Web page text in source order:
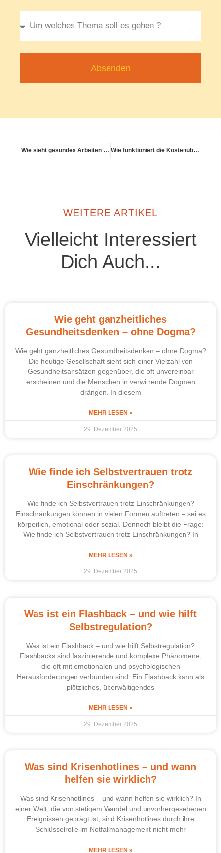
Absenden
Wie sieht gesundes Arbeiten im digitalen Raum aus? Wie funktioniert die Kostenübernahme für digitale Gesundheitslösungen?
WEITERE ARTIKEL
Vielleicht Interessiert
Dich Auch...
Wie geht ganzheitliches
Gesundheitsdenken – ohne Dogma?
Wie geht ganzheitliches Gesundheitsdenken – ohne Dogma?
Die heutige Gesellschaft sieht sich einer Vielzahl von
Gesundheitsansätzen gegenüber, die oft unvereinbar
erscheinen und die Menschen in verwirrende Dogmen
drängen. In diesem
MEHR LESEN »
29. Dezember 2025
Wie finde ich Selbstvertrauen trotz
Einschränkungen?
Wie finde ich Selbstvertrauen trotz Einschränkungen?
Einschränkungen können in vielen Formen auftreten – sei es
körperlich, emotional oder sozial. Dennoch bleibt die Frage:
Wie finde ich Selbstvertrauen trotz Einschränkungen? In
MEHR LESEN »
29. Dezember 2025
Was ist ein Flashback – und wie hilft
Selbstregulation?
Was ist ein Flashback – und wie hilft Selbstregulation?
Flashbacks sind faszinierende und komplexe Phänomene,
die oft mit emotionalen und psychologischen
Herausforderungen verbunden sind. Ein Flashback kann als
plötzliches, überwältigendes
MEHR LESEN »
29. Dezember 2025
Was sind Krisenhotlines – und wann
helfen sie wirklich?
Was sind Krisenhotlines – und wann helfen sie wirklich? In
einer Welt, die von stetigem Wandel und unvorhergesehenen
Ereignissen geprägt ist, sind Krisenhotlines durch ihre
Schlüsselrolle im Notfallmanagement nicht mehr
MEHR LESEN »